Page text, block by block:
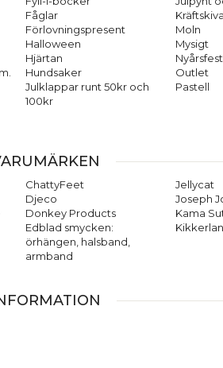
Fåglar
Förlovningspresent
Halloween
Hjärtan
Hundsaker
Julklappar runt 50kr och
100kr
Moln
Mysigt
Nyårsfest
Outlet
Pastell
ChattyFeet
Djeco
Donkey Products
Edblad smycken:
örhängen, halsband,
armband
Jellycat
Joseph
Kama